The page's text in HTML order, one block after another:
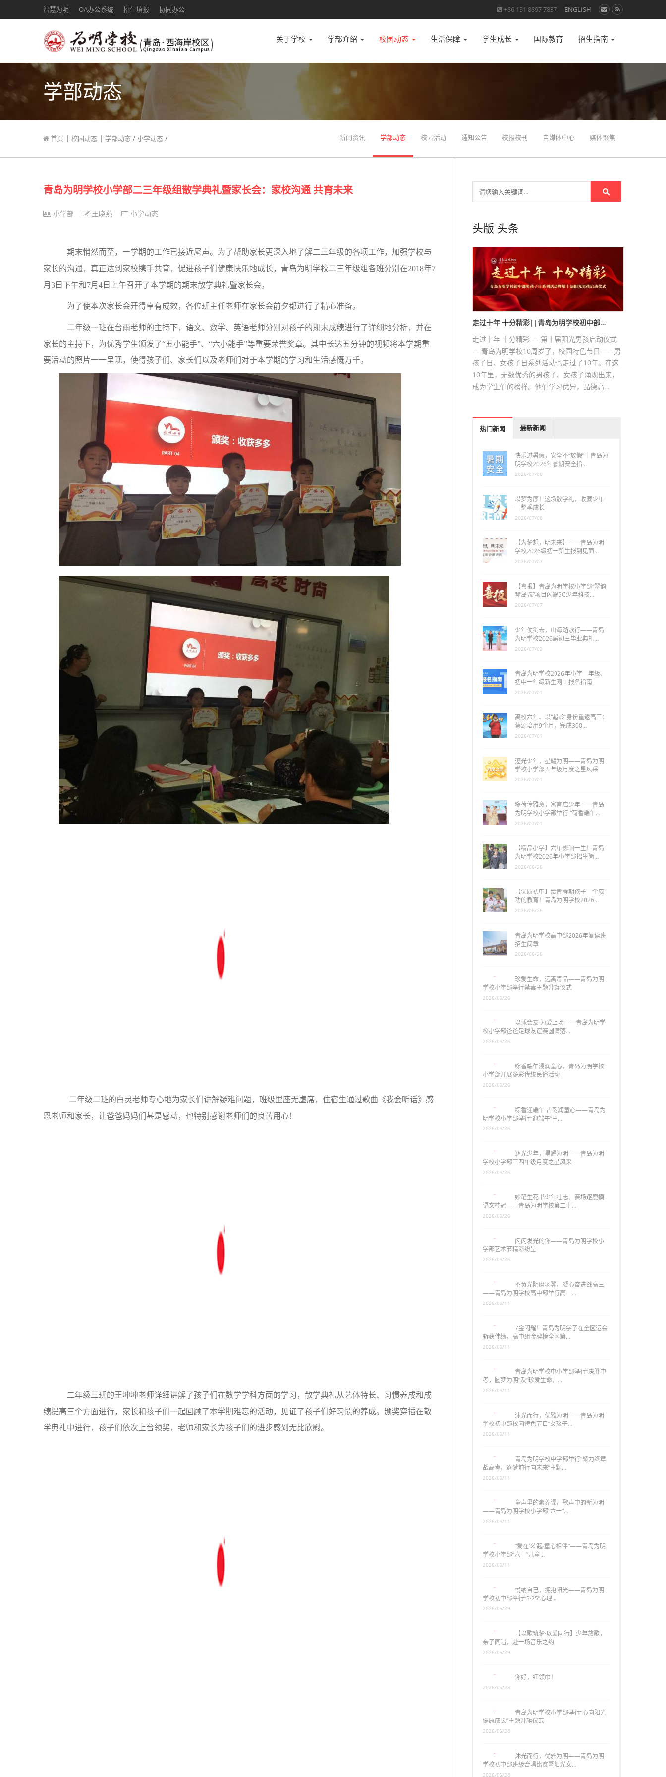
智慧为明 OA办公系统 招生填报 协同办公 +86 131 8897 7837 ENGLISH
关于学校 学部介绍 校园动态 生活保障 学生成长 国际教育 招生指南
学部动态
首页 | 校园动态 | 学部动态 / 小学动态 / 新闻资讯 学部动态 校园活动 通知公告 校报校刊 自媒体中心 媒体聚焦
青岛为明学校小学部二三年级组散学典礼暨家长会：家校沟通 共育未来
小学部 王晓燕 小学动态
期末悄然而至，一学期的工作已接近尾声。为了帮助家长更深入地了解二三年级的各项工作，加强学校与
家长的沟通，真正达到家校携手共育，促进孩子们健康快乐地成长，青岛为明学校二三年级组各班分别在2018年7
月3日下午和7月4日上午召开了本学期的期末散学典礼暨家长会。
为了使本次家长会开得卓有成效，各位班主任老师在家长会前夕都进行了精心准备。
二年级一班在台雨老师的主持下，语文、数学、英语老师分别对孩子的期末成绩进行了详细地分析，并在
家长的主持下，为优秀学生颁发了“五小能手”、“六小能手”等重要荣誉奖章。其中长达五分钟的视频将本学期重
要活动的照片一一呈现，使得孩子们、家长们以及老师们对于本学期的学习和生活感慨万千。
二年级二班的白灵老师专心地为家长们讲解疑难问题，班级里座无虚席，住宿生通过歌曲《我会听话》感
恩老师和家长，让爸爸妈妈们甚是感动，也特别感谢老师们的良苦用心！
二年级三班的王坤坤老师详细讲解了孩子们在数学学科方面的学习，散学典礼从艺体特长、习惯养成和成
绩提高三个方面进行，家长和孩子们一起回顾了本学期难忘的活动，见证了孩子们好习惯的养成。颁奖穿插在散
学典礼中进行，孩子们依次上台领奖，老师和家长为孩子们的进步感到无比欣慰。
头版 头条
走过十年 十分精彩||青岛为明学校初中部…
走过十年 十分精彩 — 第十届阳光男孩启动仪式
— 青岛为明学校10周岁了，校园特色节日——男
孩子日、女孩子日系列活动也走过了10年。在这
10年里，无数优秀的男孩子、女孩子涌现出来，
成为学生们的榜样。他们学习优异，品德高…
热门新闻 最新新闻
快乐过暑假，安全不“放假”｜青岛为
明学校2026年暑期安全指…
2026/07/08
以梦为序！这场散学礼，收藏少年
一整季成长
2026/07/08
【为梦想，明未来】——青岛为明
学校2026级初一新生报到见面…
2026/07/07
【喜报】青岛为明学校小学部“翠韵
琴岛城”项目闪耀5C少年科技…
2026/07/07
少年仗剑去，山海踏歌行——青岛
为明学校2026届初三毕业典礼…
2026/07/03
青岛为明学校2026年小学一年级、
初中一年级新生网上报名指南
2026/07/01
离校六年、以“超龄”身份重返高三：
蔡源培用9个月，完成300…
2026/07/01
逐光少年，星耀为明——青岛为明
学校小学部五年级月度之星风采
2026/07/01
粽荷传雅意，寓言启少年——青岛
为明学校小学部举行 “荷香端午…
2026/07/01
【精品小学】六年影响一生！青岛
为明学校2026年小学部招生简…
2026/06/26
【优质初中】给青春期孩子一个成
功的教育！青岛为明学校2026…
2026/06/26
青岛为明学校高中部2026年复读班
招生简章
2026/06/26
珍爱生命，远离毒品——青岛为明
学校小学部举行禁毒主题升旗仪式
以球会友 为爱上场——青岛为明学
校小学部爸爸足球友谊赛圆满落…
粽香端午浸润童心，青岛为明学校
小学部开展多彩传统民俗活动
粽香迎端午 古韵润童心——青岛为
明学校小学部举行“迎端午”主…
逐光少年，星耀为明——青岛为明
学校小学部三四年级月度之星风采
妙笔生花书少年壮志，赛场逐鹿摘
语文桂冠——青岛为明学校第二十…
闪闪发光的你——青岛为明学校小
学部艺术节精彩纷呈
不负光阴磨羽翼，凝心奋进战高三
——青岛为明学校高中部举行高二…
7金闪耀！青岛为明学子在全区运会
斩获佳绩，高中组金牌榜全区第…
青岛为明学校中小学部举行“决胜中
考，圆梦为明”及“珍爱生命，…
沐光而行，优雅为明——青岛为明
学校初中部校园特色节日“女孩子…
青岛为明学校中学部举行“聚力终章
战高考，逐梦前行向未来”主题…
童声里的素养课，歌声中的新为明
——青岛为明学校小学部“六一”…
“爱在‘义’起·童心相伴”——青岛为明
学校小学部“六一”儿童…
悦纳自己，拥抱阳光——青岛为明
学校初中部举行“5·25”心理…
【以歌筑梦·以爱同行】少年放歌，
亲子同唱，赴一场音乐之约
你好，红领巾！
青岛为明学校小学部举行“心向阳光
健康成长”主题升旗仪式
沐光而行，优雅为明——青岛为明
学校初中部班级合唱比赛暨阳光女…